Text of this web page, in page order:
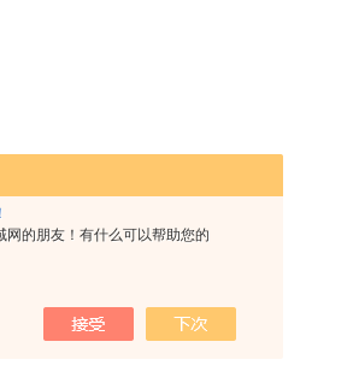
网的朋友！有什么可以帮助您的